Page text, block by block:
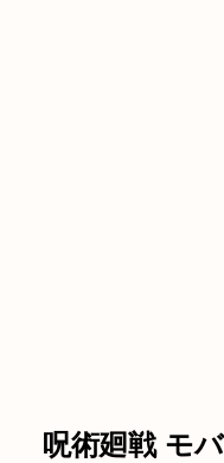
呪術廻戦 モ